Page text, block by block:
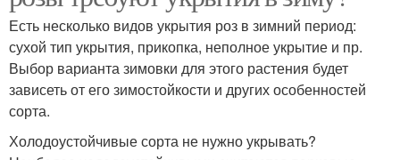
Есть несколько видов укрытия роз в зимний период:
сухой тип укрытия, прикопка, неполное укрытие и пр.
Выбор варианта зимовки для этого растения будет
зависеть от его зимостойкости и других особенностей
сорта.
Холодоустойчивые сорта не нужно укрывать?